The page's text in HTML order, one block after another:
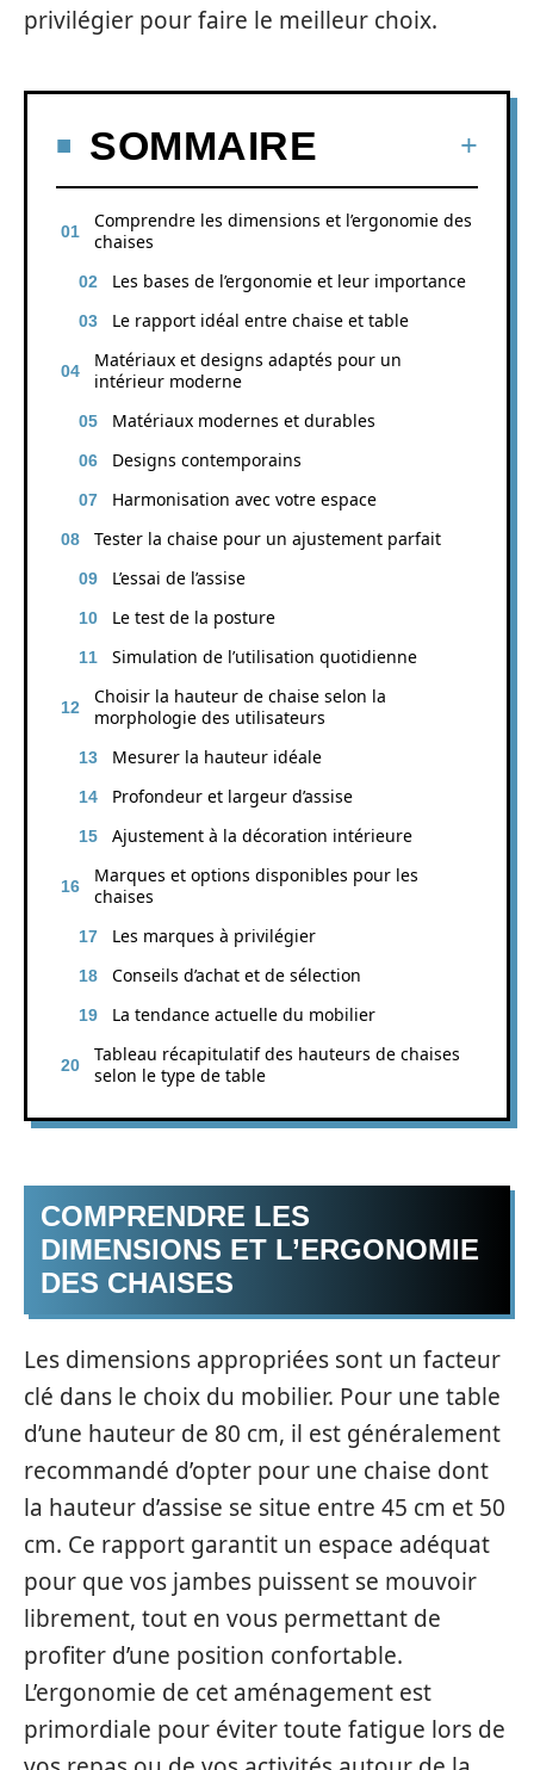
privilégier pour faire le meilleur choix.
SOMMAIRE
Comprendre les dimensions et l’ergonomie des
chaises
Les bases de l’ergonomie et leur importance
Le rapport idéal entre chaise et table
Matériaux et designs adaptés pour un
intérieur moderne
Matériaux modernes et durables
Designs contemporains
Harmonisation avec votre espace
Tester la chaise pour un ajustement parfait
L’essai de l’assise
Le test de la posture
Simulation de l’utilisation quotidienne
Choisir la hauteur de chaise selon la
morphologie des utilisateurs
Mesurer la hauteur idéale
Profondeur et largeur d’assise
Ajustement à la décoration intérieure
Marques et options disponibles pour les
chaises
Les marques à privilégier
Conseils d’achat et de sélection
La tendance actuelle du mobilier
Tableau récapitulatif des hauteurs de chaises
selon le type de table
COMPRENDRE LES
DIMENSIONS ET L’ERGONOMIE
DES CHAISES
Les dimensions appropriées sont un facteur
clé dans le choix du mobilier. Pour une table
d’une hauteur de 80 cm, il est généralement
recommandé d’opter pour une chaise dont
la hauteur d’assise se situe entre 45 cm et 50
cm. Ce rapport garantit un espace adéquat
pour que vos jambes puissent se mouvoir
librement, tout en vous permettant de
profiter d’une position confortable.
L’ergonomie de cet aménagement est
primordiale pour éviter toute fatigue lors de